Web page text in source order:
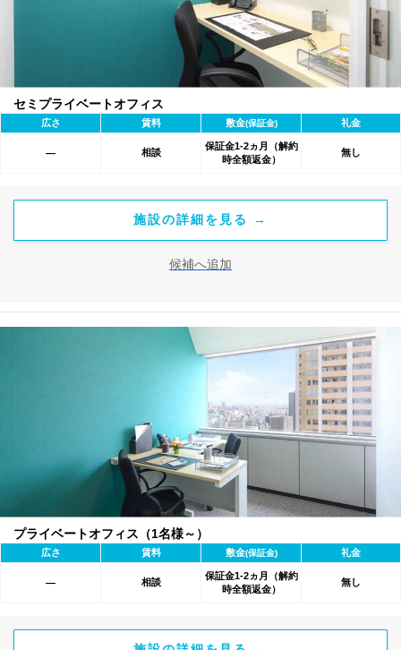
セミプライベートオフィス
広さ 賃料 敷金(保証金) 礼金
― 相談
保証金1-2ヵ月（解約
時全額返金）
無し
施設の詳細を見る →
候補へ追加
プライベートオフィス（1名様～）
広さ 賃料 敷金(保証金) 礼金
― 相談
保証金1-2ヵ月（解約
時全額返金）
無し